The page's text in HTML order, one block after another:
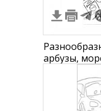
арбузы,
пляжные
кремы,
очки,